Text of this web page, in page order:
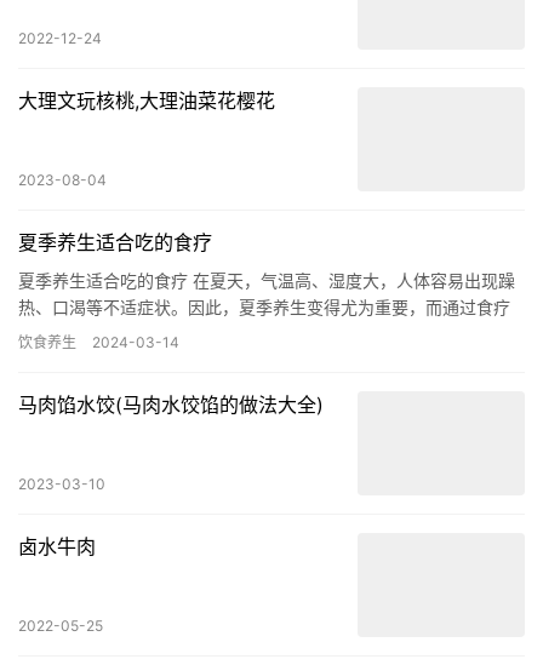
2022-12-24
大理文玩核桃,大理油菜花樱花
2023-08-04
夏季养生适合吃的食疗
夏季养生适合吃的食疗 在夏天，气温高、湿度大，人体容易出现躁
热、口渴等不适症状。因此，夏季养生变得尤为重要，而通过食疗
调理也是一种非常有效的方式。以下介绍一些夏季养生适合吃的食
饮食养生 2024-03-14
马肉馅水饺(马肉水饺馅的做法大全)
2023-03-10
卤水牛肉
2022-05-25